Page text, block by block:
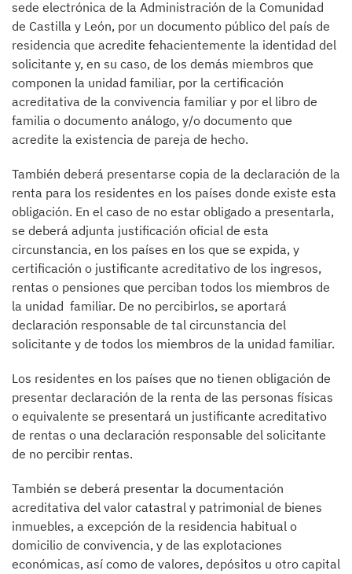
sede electrónica de la Administración de la Comunidad
de Castilla y León, por un documento público del país de
residencia que acredite fehacientemente la identidad del
solicitante y, en su caso, de los demás miembros que
componen la unidad familiar, por la certificación
acreditativa de la convivencia familiar y por el libro de
familia o documento análogo, y/o documento que
acredite la existencia de pareja de hecho.
También deberá presentarse copia de la declaración de la
renta para los residentes en los países donde existe esta
obligación. En el caso de no estar obligado a presentarla,
se deberá adjunta justificación oficial de esta
circunstancia, en los países en los que se expida, y
certificación o justificante acreditativo de los ingresos,
rentas o pensiones que perciban todos los miembros de
la unidad familiar. De no percibirlos, se aportará
declaración responsable de tal circunstancia del
solicitante y de todos los miembros de la unidad familiar.
Los residentes en los países que no tienen obligación de
presentar declaración de la renta de las personas físicas
o equivalente se presentará un justificante acreditativo
de rentas o una declaración responsable del solicitante
de no percibir rentas.
También se deberá presentar la documentación
acreditativa del valor catastral y patrimonial de bienes
inmuebles, a excepción de la residencia habitual o
domicilio de convivencia, y de las explotaciones
económicas, así como de valores, depósitos u otro capital